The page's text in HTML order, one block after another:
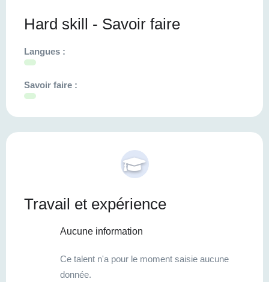
Hard skill - Savoir faire
Langues :
Savoir faire :
Travail et expérience
Aucune information
Ce talent n'a pour le moment saisie aucune
donnée.